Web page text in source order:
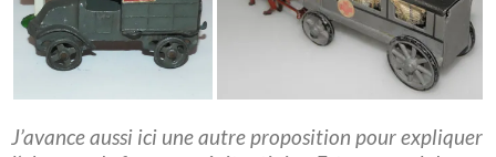
J’avance aussi ici une autre proposition pour expliquer